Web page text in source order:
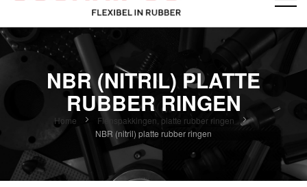
NBR (NITRIL) PLATTE
RUBBER RINGEN
Home
Flenspakkingen, platte rubber ringen
NBR (nitril) platte rubber ringen